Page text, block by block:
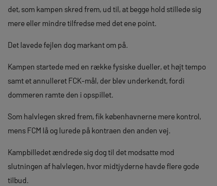
det, som kampen skred frem, ud til, at begge hold stillede sig
mere eller mindre tilfredse med det ene point.
Det lavede fejlen dog markant om på.
Kampen startede med en række fysiske dueller, et højt tempo
samt et annulleret FCK-mål, der blev underkendt, fordi
dommeren ramte den i opspillet.
Som halvlegen skred frem, fik københavnerne mere kontrol,
mens FCM lå og lurede på kontraen den anden vej.
Kampbilledet ændrede sig dog til det modsatte mod
slutningen af halvlegen, hvor midtjyderne havde flere gode
tilbud.